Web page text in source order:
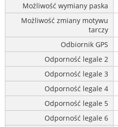
Możliwość wymiany paska
Możliwość zmiany motywu
tarczy
Odbiornik GPS
Odporność legale 2
Odporność legale 3
Odporność legale 4
Odporność legale 5
Odporność legale 6